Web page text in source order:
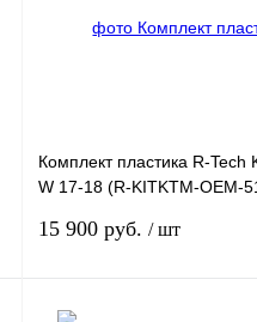
Комплект пластика R-Tech
W 17-18 (R-KITKTM-OEM-
15 900 руб. / шт